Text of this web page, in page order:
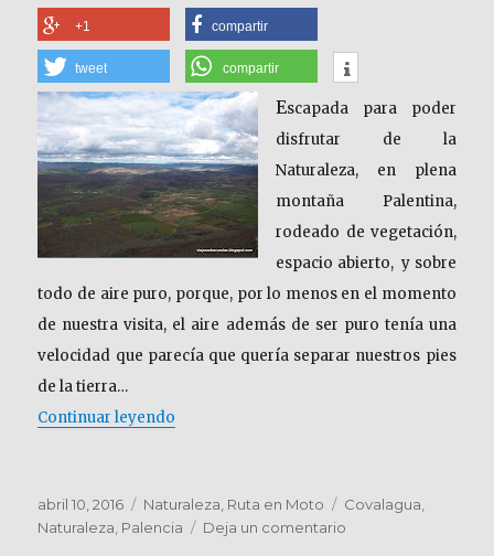
el
+1 compartir
tweet compartir
Escapada para poder
disfrutar de la
Naturaleza, en plena
montaña Palentina,
rodeado de vegetación,
espacio abierto, y sobre
todo de aire puro, porque, por lo menos en el momento
de nuestra visita, el aire además de ser puro tenía una
velocidad que parecía que quería separar nuestros pies
de la tierra…
Continuar leyendo
Publicado
el
abril 10, 2016 Categorías
Naturaleza, Ruta en Moto Etiquetas
Covalagua,
Naturaleza, Palencia Deja un comentario